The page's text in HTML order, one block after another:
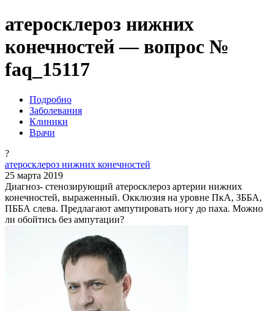
атеросклероз нижних
конечностей — вопрос №
faq_15117
Подробно
Заболевания
Клиники
Врачи
?
атеросклероз нижних конечностей
25 марта 2019
Диагноз- стенозирующий атеросклероз артерии нижних
конечностей, выраженный. Окклюзия на уровне ПкА, ЗББА,
ПББА слева. Предлагают ампутировать ногу до паха. Можно
ли обойтись без ампутации?